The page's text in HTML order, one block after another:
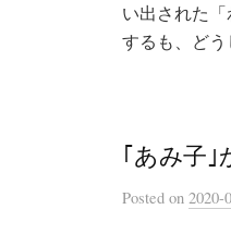
い出された
するも、ど
｢あみ子
Posted on 2020-